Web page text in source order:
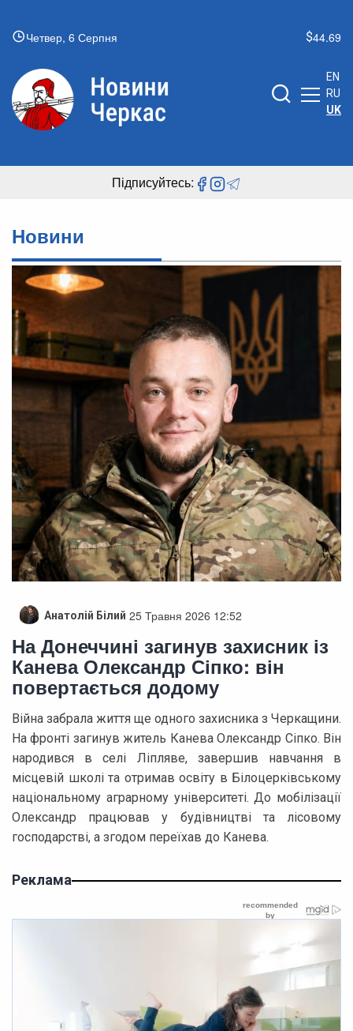
Четвер, 6 Серпня 44.69
EN
RU
UK
Підписуйтесь:
Новини
Анатолій Білий 25 Травня 2026 12:52
На Донеччині загинув захисник із
Канева Олександр Сіпко: він
повертається додому
Війна забрала життя ще одного захисника з Черкащини.
На фронті загинув житель Канева Олександр Сіпко. Він
народився в селі Ліпляве, завершив навчання в
місцевій школі та отримав освіту в Білоцерківському
національному аграрному університеті. До мобілізації
Олександр працював у будівництві та лісовому
господарстві, а згодом переїхав до Канева.
Реклама